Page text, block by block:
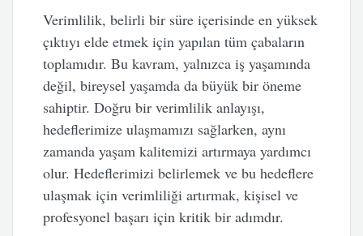
Verimlilik, belirli bir süre içerisinde en yüksek
çıktıyı elde etmek için yapılan tüm çabaların
toplamıdır. Bu kavram, yalnızca iş yaşamında
değil, bireysel yaşamda da büyük bir öneme
sahiptir. Doğru bir verimlilik anlayışı,
hedeflerimize ulaşmamızı sağlarken, aynı
zamanda yaşam kalitemizi artırmaya yardımcı
olur. Hedeflerimizi belirlemek ve bu hedeflere
ulaşmak için verimliliği artırmak, kişisel ve
profesyonel başarı için kritik bir adımdır.